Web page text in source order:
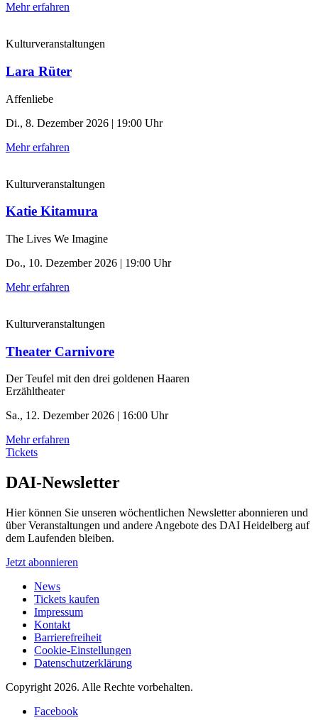
Mehr erfahren
Kulturveranstaltungen
Lara Rüter
Affenliebe
Di., 8. Dezember 2026 | 19:00 Uhr
Mehr erfahren
Kulturveranstaltungen
Katie Kitamura
The Lives We Imagine
Do., 10. Dezember 2026 | 19:00 Uhr
Mehr erfahren
Kulturveranstaltungen
Theater Carnivore
Der Teufel mit den drei goldenen Haaren
Erzähltheater
Sa., 12. Dezember 2026 | 16:00 Uhr
Mehr erfahren
Tickets
DAI-Newsletter
Hier können Sie unseren wöchentlichen Newsletter abonnieren und
über Veranstaltungen und andere Angebote des DAI Heidelberg auf
dem Laufenden bleiben.
Jetzt abonnieren
News
Tickets kaufen
Impressum
Kontakt
Barrierefreiheit
Cookie-Einstellungen
Datenschutzerklärung
Copyright 2026. Alle Rechte vorbehalten.
Facebook